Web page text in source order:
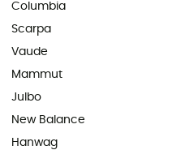
Columbia
Scarpa
Vaude
Mammut
Julbo
New Balance
Hanwag